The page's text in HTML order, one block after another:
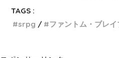
TAGS :
srpg
ファントム・ブレ